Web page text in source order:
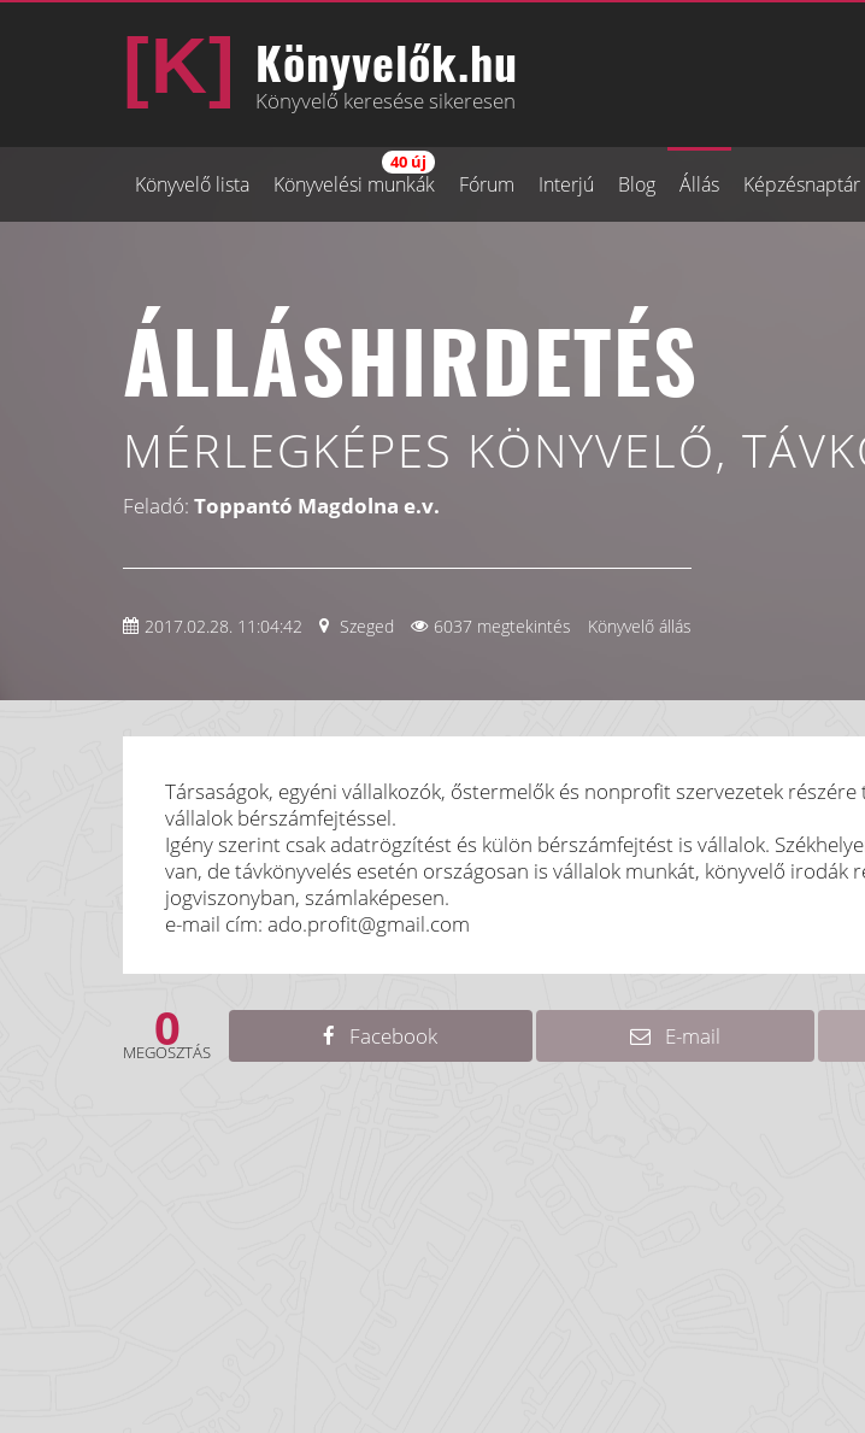
Könyvelők.hu
Könyvelő keresése sikeresen
Könyvelő lista Könyvelési munkák
40 új
Fórum Interjú Blog Állás Képzésnaptár
ÁLLÁSHIRDETÉS
MÉRLEGKÉPES KÖNYVELŐ,
Feladó: Toppantó Magdolna e.v.
2017.02.28. 11:04:42 Szeged 6037 megtekintés Könyvelő állás
Társaságok, egyéni vállalkozók, őstermelők és nonprofit szervezetek
vállalok bérszámfejtéssel.
Igény szerint csak adatrögzítést és külön bérszámfejtést is vállalok.
van, de távkönyvelés esetén országosan is vállalok munkát, könyvelő irodák
jogviszonyban, számlaképesen.
e-mail cím: ado.profit@gmail.com
0
MEGOSZTÁS
Facebook E-mail